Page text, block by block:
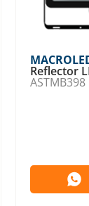
Reflector
ASTMB398